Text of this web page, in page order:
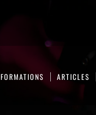
FORMATIONS ARTICLES